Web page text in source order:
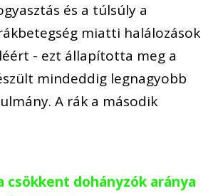
és a túlsúly a
miatti halálozások
- ezt állapította meg a
mindeddig legnagyobb
A rák a második
csökkent dohányzók aránya